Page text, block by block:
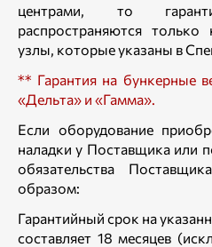
центрами, то
распространяются
узлы, которые указаны в
** Гарантия на бункерные
«Дельта» и «Гамма».
Если оборудование
наладки у Поставщика или
обязательства
образом:
Гарантийный срок на
составляет 18 месяцев